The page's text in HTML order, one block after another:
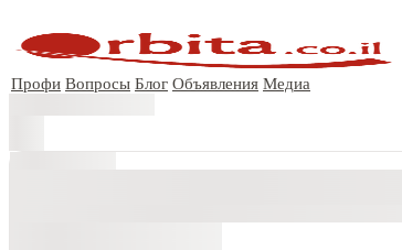
Профи Вопросы Блог Объявления Медиа